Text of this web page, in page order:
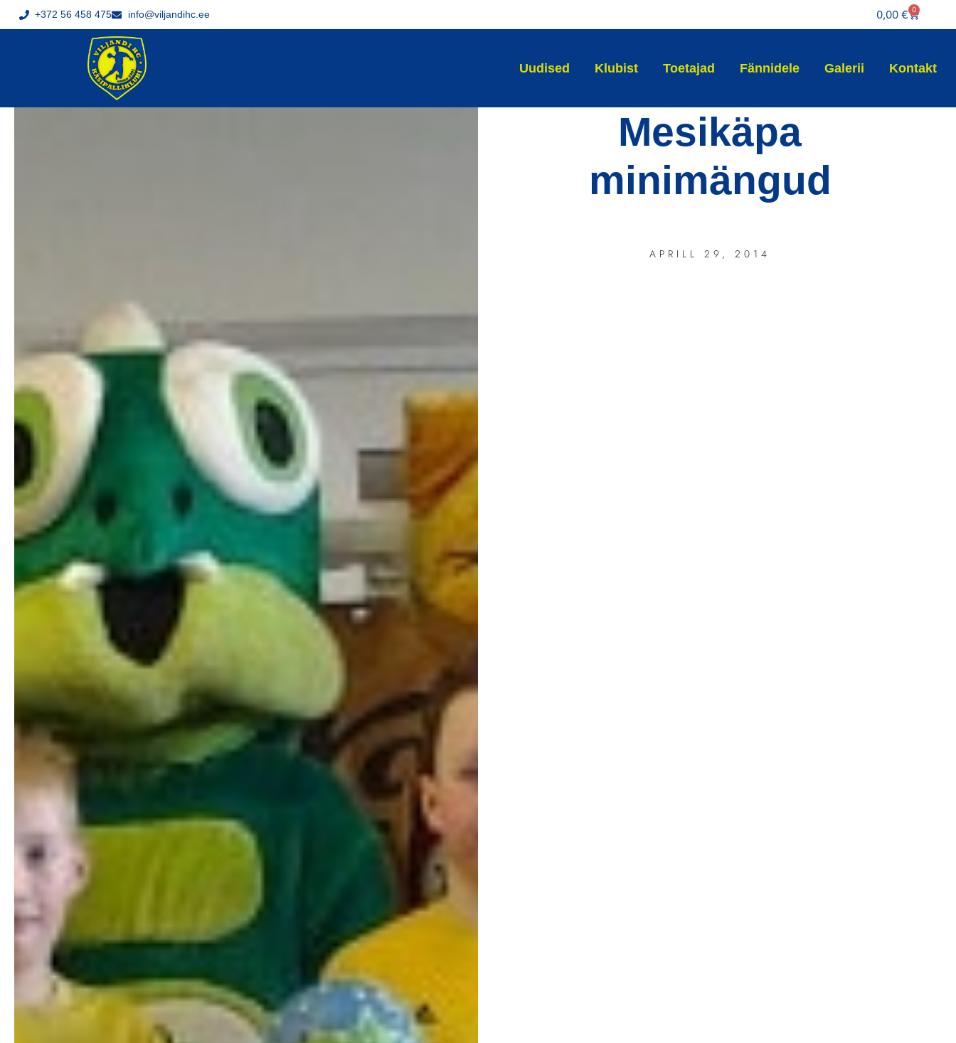
+372 56 458 475 info@viljandihc.ee 0,00€ 0
Uudised Klubist Toetajad Fännidele Galerii Kontakt
Mesikäpa
minimängud
APRILL 29, 2014